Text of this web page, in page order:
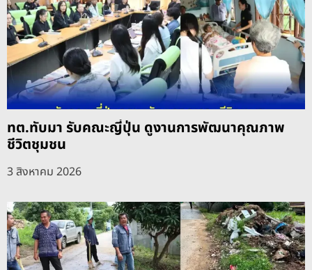
ทต.ทับมา รับคณะญี่ปุ่น ดูงานการพัฒนาคุณภาพ
ชีวิตชุมชน
3 สิงหาคม 2026